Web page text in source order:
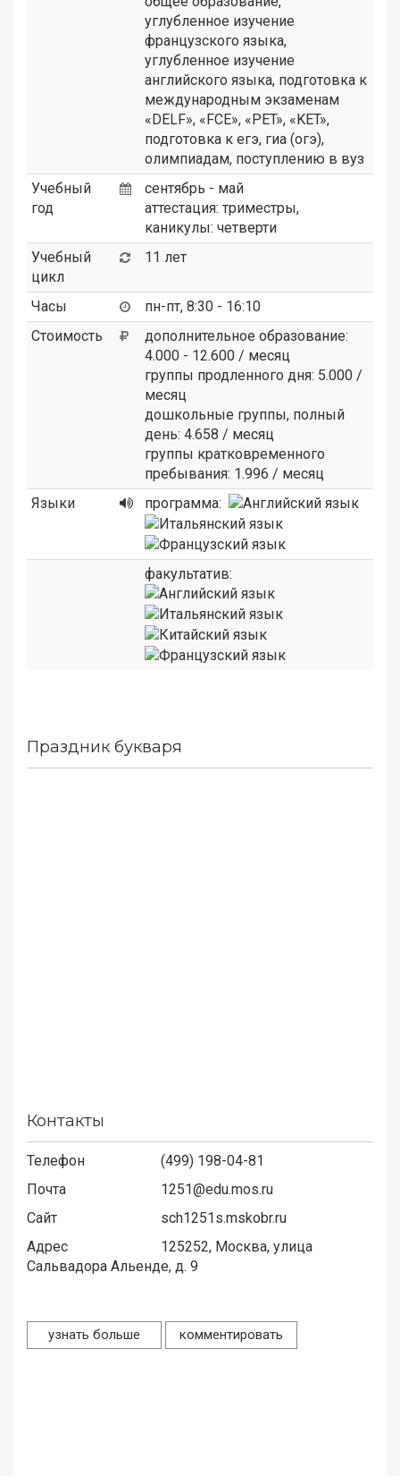
углубленное изучение
французского языка,
углубленное изучение
английского языка, подготовка к
международным экзаменам
«DELF», «FCE», «PET», «KET»,
подготовка к егэ, гиа (огэ),
олимпиадам, поступлению в вуз
Учебный
год
сентябрь - май
аттестация: триместры,
каникулы: четверти
Учебный
цикл
11 лет
Часы
пн-пт, 8:30 - 16:10
Стоимость
дополнительное образование:
4.000 - 12.600 / месяц
группы продленного дня: 5.000 /
месяц
дошкольные группы, полный
день: 4.658 / месяц
группы кратковременного
пребывания: 1.996 / месяц
Языки
программа:
факультатив:
Праздник букваря
Контакты
Телефон
(499) 198-04-81
Почта
1251@edu.mos.ru
Сайт
sch1251s.mskobr.ru
Адрес
125252, Москва, улица
Сальвадора Альенде, д. 9
узнать больше комментировать